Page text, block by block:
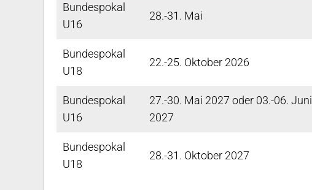
Bundespokal
U16
28.-31. Mai
Bundespokal
U18
22.-25. Oktober 2026
Bundespokal
U16
27.-30. Mai 2027 oder 03.-06. Juni
2027
Bundespokal
U18
28.-31. Oktober 2027